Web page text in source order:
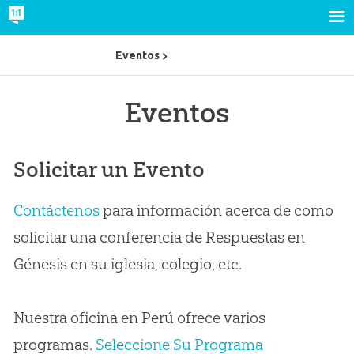
Eventos
Solicitar un Evento
Contáctenospara información acerca de como
solicitar una conferencia de Respuestas en
Génesis en su iglesia, colegio, etc.
Nuestra oficina en Perú ofrece varios
programas. Seleccione Su Programa
Eventos